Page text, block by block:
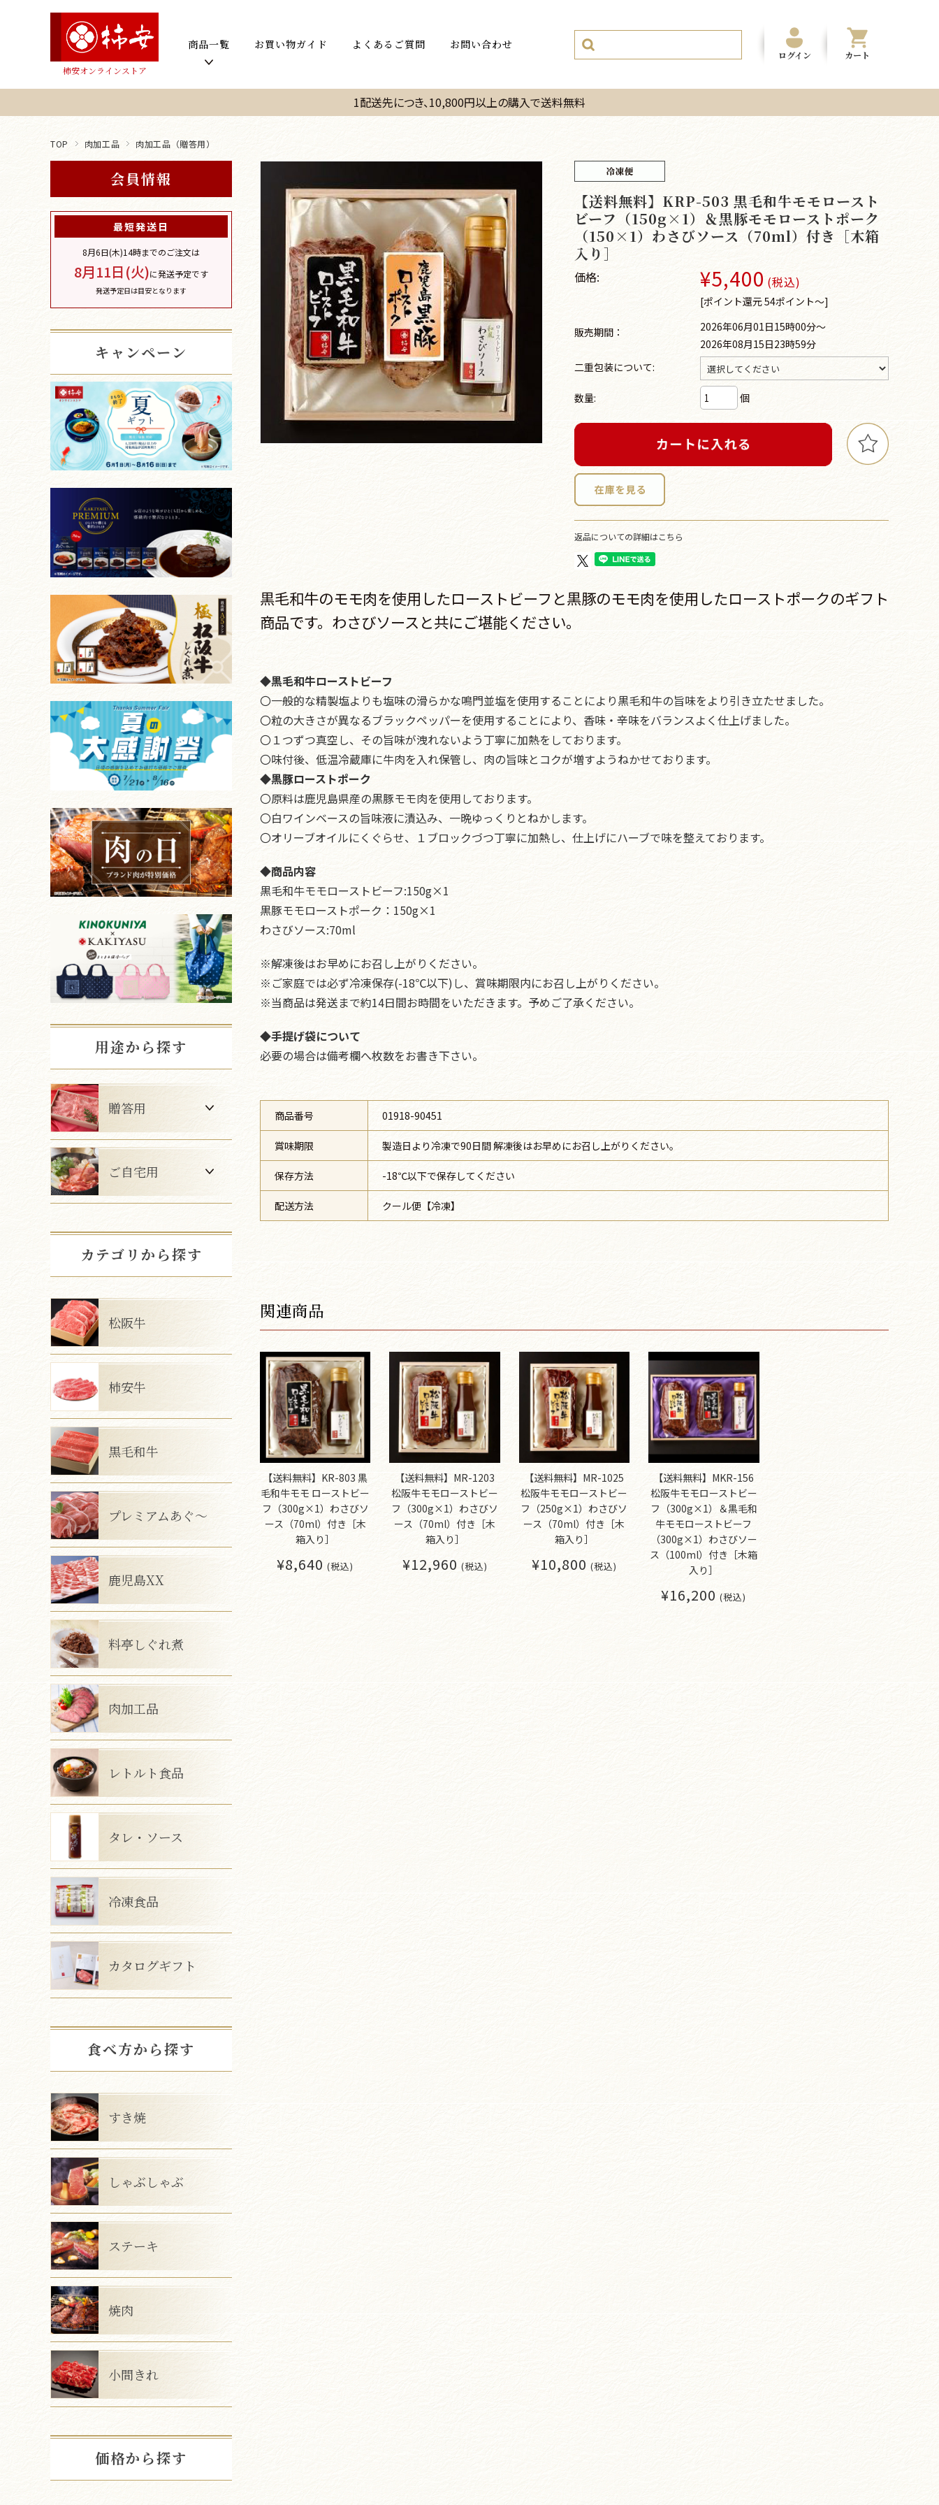
柿安オンラインストア
商品一覧 お買い物ガイド よくあるご質問 お問い合わせ
ログイン カート
1配送先につき、10,800円以上の購入で送料無料
TOP 肉加工品 肉加工品（贈答用）
【送料無料】KRP-503 黒毛和牛モモロースト
ビーフ（150g×1）＆黒豚モモローストポーク
（150×1）わさびソース（70ml）付き［木箱
入り］
価格: ¥5,400 (税込)
[ポイント還元 54ポイント～]
販売期間：
2026年06月01日15時00分～
2026年08月15日23時59分
二重包装について:
数量: 個
返品についての詳細はこちら
黒毛和牛のモモ肉を使用したローストビーフと黒豚のモモ肉を使用したローストポークのギフト
商品です。わさびソースと共にご堪能ください。
◆黒毛和牛ローストビーフ
〇一般的な精製塩よりも塩味の滑らかな鳴門並塩を使用することにより黒毛和牛の旨味をより引き立たせました。
〇粒の大きさが異なるブラックペッパーを使用することにより、香味・辛味をバランスよく仕上げました。
〇１つずつ真空し、その旨味が洩れないよう丁寧に加熱をしております。
〇味付後、低温冷蔵庫に牛肉を入れ保管し、肉の旨味とコクが増すようねかせております。
◆黒豚ローストポーク
〇原料は鹿児島県産の黒豚モモ肉を使用しております。
〇白ワインベースの旨味液に漬込み、一晩ゆっくりとねかします。
〇オリーブオイルにくぐらせ、１ブロックづつ丁寧に加熱し、仕上げにハーブで味を整えております。
◆商品内容
黒毛和牛モモローストビーフ:150g×1
黒豚モモローストポーク：150g×1
わさびソース:70ml
※解凍後はお早めにお召し上がりください。
※ご家庭では必ず冷凍保存(-18℃以下)し、賞味期限内にお召し上がりください。
※当商品は発送まで約14日間お時間をいただきます。予めご了承ください。
◆手提げ袋について
必要の場合は備考欄へ枚数をお書き下さい。
商品番号 01918-90451
賞味期限 製造日より冷凍で90日間 解凍後はお早めにお召し上がりください。
保存方法 -18℃以下で保存してください
配送方法 クール便【冷凍】
関連商品
【送料無料】KR-803 黒
毛和牛モモ ローストビー
フ（300g×1）わさびソ
ース（70ml）付き［木
箱入り］
¥8,640 (税込)
【送料無料】MR-1203
松阪牛モモローストビー
フ（300g×1）わさびソ
ース（70ml）付き［木
箱入り］
¥12,960 (税込)
【送料無料】MR-1025
松阪牛モモローストビー
フ（250g×1）わさびソ
ース（70ml）付き［木
箱入り］
¥10,800 (税込)
【送料無料】MKR-156
松阪牛モモローストビー
フ（300g×1）＆黒毛和
牛モモローストビーフ
（300g×1）わさびソー
ス（100ml）付き［木箱
入り］
¥16,200 (税込)
会員情報
最短発送日
8月6日(木)14時までのご注文は
8月11日(火)に発送予定です
発送予定日は目安となります
キャンペーン
用途から探す
贈答用
ご自宅用
カテゴリから探す
松阪牛
柿安牛
黒毛和牛
プレミアムあぐ～
鹿児島XX
料亭しぐれ煮
肉加工品
レトルト食品
タレ・ソース
冷凍食品
カタログギフト
食べ方から探す
すき焼
しゃぶしゃぶ
ステーキ
焼肉
小間きれ
価格から探す